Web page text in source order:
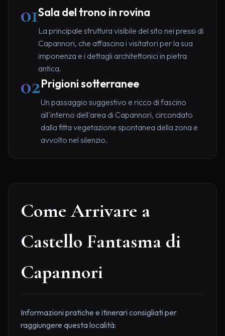
01Sala del trono in rovina
La principale struttura visibile del sito nei pressi di
Capannori, che affascina i visitatori per la sua
imponenza e i dettagli architettonici in pietra
antica.
02Prigioni sotterranee
Un passaggio suggestivo e ricco di fascino
all'interno dell'area di Capannori, circondato
dalla fitta vegetazione spontanea della zona e
avvolto nel silenzio.
Come Arrivare a
Castello Fantasma di
Capannori
Informazioni pratiche e itinerari consigliati per
raggiungere questa località: